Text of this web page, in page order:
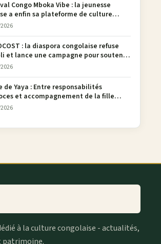
Congo Mboka Vibe : la jeunesse
a enfin sa plateforme de culture
: la diaspora congolaise refuse
et lance une campagne pour soutenir
FONAREV depuis Bruxelles
de Yaya : Entre responsabilités
et accompagnement de la fille
la diaspora en débat
à la culture congolaise - actualités,
patrimoine.